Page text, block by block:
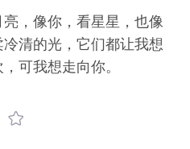
，像你，看星星，也像
清的光，它们都让我想
可我想走向你。